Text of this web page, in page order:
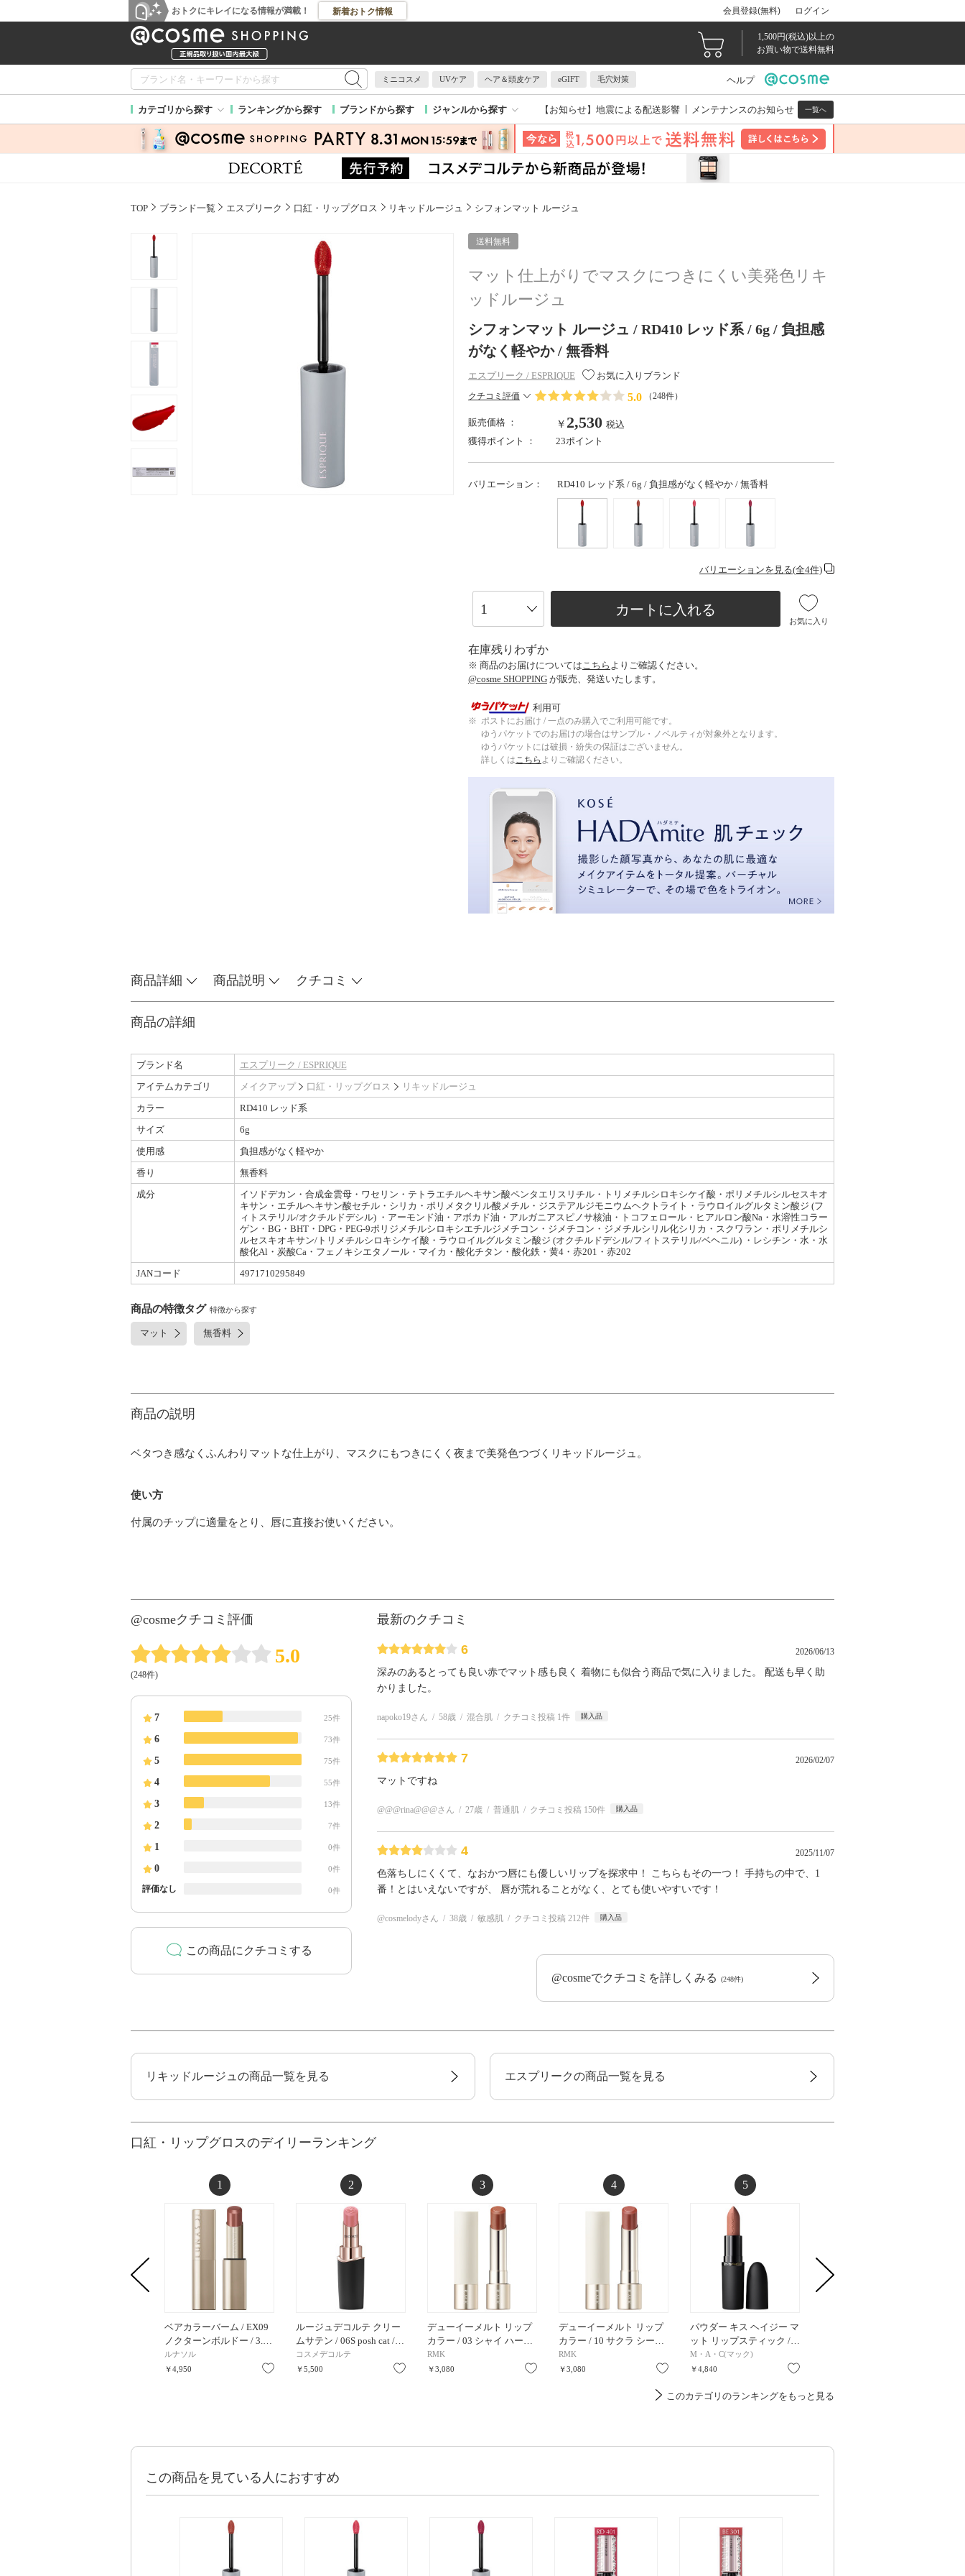
おトクにキレイになる情報が満載！ 新着おトク情報 会員登録(無料) ログイン
1,500円(税込)以上の
お買い物で送料無料
ミニコスメ UVケア ヘア＆頭皮ケア eGIFT 毛穴対策 ヘルプ
カテゴリから探す ランキングから探す ブランドから探す ジャンルから探す 【お知らせ】 地震による配送影響 メンテナンスのお知らせ 一覧へ
TOP ブランド一覧 エスプリーク 口紅・リップグロス リキッドルージュ シフォンマット ルージュ
送料無料
マット仕上がりでマスクにつきにくい美発色リキ
ッドルージュ
シフォンマット ルージュ / RD410 レッド系 / 6g / 負担感
がなく軽やか / 無香料
エスプリーク / ESPRIQUE お気に入りブランド
クチコミ評価 5.0 （248件）
販売価格 ： ￥ 2,530 税込
獲得ポイント ：
23ポイント
バリエーション： RD410 レッド系 / 6g / 負担感がなく軽やか / 無香料
バリエーションを見る(全4件)
カートに入れる
お気に入り
在庫残りわずか
※ 商品のお届けについては こちら よりご確認ください。
@cosme SHOPPING が販売、発送いたします。
利用可
※ ポストにお届け / 一点のみ購入でご利用可能です。
ゆうパケットでのお届けの場合はサンプル・ノベルティが対象外となります。
ゆうパケットには破損・紛失の保証はございません。
詳しくはこちら よりご確認ください。
商品詳細 商品説明 クチコミ
商品の詳細
ブランド名
エスプリーク / ESPRIQUE
アイテムカテゴリ
メイクアップ 口紅・リップグロス
リキッドルージュ
カラー
RD410 レッド系
サイズ
6g
使用感
負担感がなく軽やか
香り
無香料
成分
イソドデカン・合成金雲母・ワセリン・テトラエチルヘキサン酸ペンタエリスリチル・トリメチルシロキシケイ酸・ポリメチルシルセスキオ
キサン・エチルヘキサン酸セチル・シリカ・ポリメタクリル酸メチル・ジステアルジモニウムヘクトライト・ラウロイルグルタミン酸ジ (フ
ィトステリル/オクチルドデシル) ・アーモンド油・アボカド油・アルガニアスピノサ核油・トコフェロール・ヒアルロン酸Na・水溶性コラー
ゲン・BG・BHT・DPG・PEG-9ポリジメチルシロキシエチルジメチコン・ジメチコン・ジメチルシリル化シリカ・スクワラン・ポリメチルシ
ルセスキオキサン/トリメチルシロキシケイ酸・ラウロイルグルタミン酸ジ (オクチルドデシル/フィトステリル/ベヘニル) ・レシチン・水・水
酸化Al・炭酸Ca・フェノキシエタノール・マイカ・酸化チタン・酸化鉄・黄4・赤201・赤202
JANコード
4971710295849
商品の特徴タグ 特徴から探す
マット 無香料
商品の説明
ベタつき感なくふんわりマットな仕上がり、マスクにもつきにくく夜まで美発色つづくリキッドルージュ。
使い方
付属のチップに適量をとり、唇に直接お使いください。
@cosmeクチコミ評価
5.0
(248件)
7 25件
6 73件
5 75件
4 55件
3 13件
2 7件
1 0件
0 0件
評価なし 0件
この商品にクチコミする
最新のクチコミ
6 2026/06/13
深みのあるとっても良い赤でマット感も良く 着物にも似合う商品で気に入りました。 配送も早く助
かりました。
napoko19さん 58歳 混合肌 クチコミ投稿 1件 購入品
7 2026/02/07
マットですね
@@@rina@@@さん 27歳 普通肌 クチコミ投稿 150件 購入品
4 2025/11/07
色落ちしにくくて、なおかつ唇にも優しいリップを探求中！ こちらもその一つ！ 手持ちの中で、1
番！とはいえないですが、 唇が荒れることがなく、とても使いやすいです！
@cosmelodyさん 38歳 敏感肌 クチコミ投稿 212件 購入品
@cosmeでクチコミを詳しくみる (248件)
リキッドルージュの商品一覧を見る エスプリークの商品一覧を見る
口紅・リップグロスのデイリーランキング
1
ベアカラーバーム / EX09
ノクターンボルドー / 3.…
ルナソル
￥4,950
お気に入り
2
ルージュデコルテ クリー
ムサテン / 06S posh cat /…
コスメデコルテ
￥5,500
お気に入り
3
デューイーメルト リップ
カラー / 03 シャイ ハー…
RMK
￥3,080
お気に入り
4
デューイーメルト リップ
カラー / 10 サクラ シー…
RMK
￥3,080
お気に入り
5
パウダー キス ヘイジー マ
ット リップスティック /…
M・A・C(マック)
￥4,840
このカテゴリのランキングをもっと見る
この商品を見ている人におすすめ